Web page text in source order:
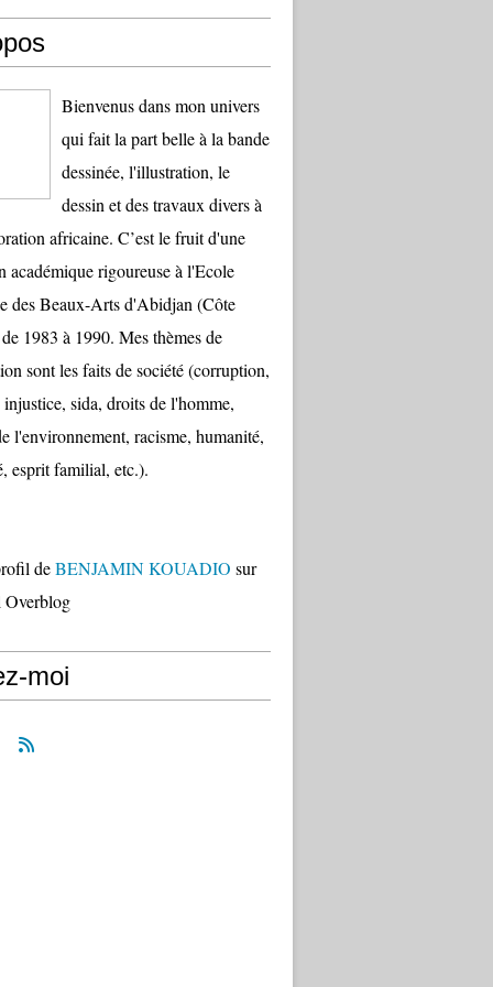
Bienvenus dans mon univers
qui fait la part belle à la bande
dessinée, l'illustration, le
dessin et des travaux divers à
africaine. C’est le fruit d'une
académique rigoureuse à l'Ecole
des Beaux-Arts d'Abidjan (Côte
1983 à 1990. Mes thèmes de
sont les faits de société (corruption,
sida, droits de l'homme,
l'environnement, racisme, humanité,
esprit familial, etc.).
deBENJAMIN KOUADIO sur
Overblog
moi